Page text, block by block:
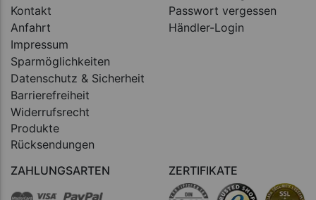
Kontakt
Anfahrt
Impressum
Sparmöglichkeiten
Datenschutz & Sicherheit
Barrierefreiheit
Widerrufsrecht
Produkte
Rücksendungen
Passwort vergessen
Händler-Login
ZAHLUNGSARTEN ZERTIFIKATE